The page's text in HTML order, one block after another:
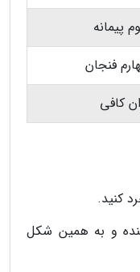
پیمانه
فنجان
کافی
کنید.
و به همین شکل